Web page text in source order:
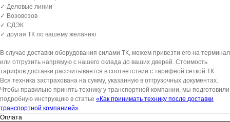
✓ Деловые линии
✓ Возовозов
✓ СДЭК
✓ другая ТК по вашему желанию
В случае доставки оборудования силами ТК, можем привезти его на терминал
или отгрузить напрямую с нашего склада до ваших дверей. Стоимость
тарифов доставки рассчитывается в соответствии с тарифной сеткой ТК.
Вся техника застрахована на сумму, указанную в отгрузочных документах.
Чтобы правильно принять технику у транспортной компании, мы подготовили
подробную инструкцию в статье «Как принимать технику после доставки
транспортной компанией».
Оплата